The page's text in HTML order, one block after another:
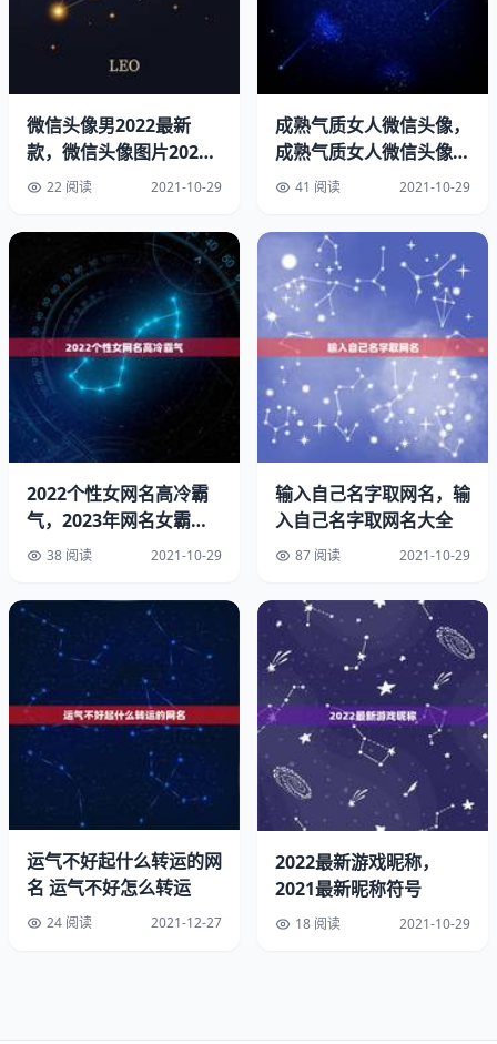
（意为：光明磊落，气宇轩昂）­擎苍 （顶天立地，男儿）
（出自宋代诗人苏轼的《江城子`密州出猎》“…左牵黄，右
擎苍…”）­擎宇（意思同上）­志泽 （泽：广域的水源 ）­子轩
（轩：气度不凡 ）­睿渊 （睿智；学识渊博）­弘文 （弘扬；
文：文学家）­哲瀚 （拥有广大的学问）­雨泽 （恩惠）­楷瑞
（楷：楷模；瑞：吉祥）­建辉 （建造辉煌成就）­晋鹏（
石累积 ）­绍辉（ 绍：继承 辉：光辉 ）­泽洋 （广阔的海洋
）­鑫磊 （鑫：财富 ）­鹏煊 （煊：光明，读xuānn ）­昊强
（昊：苍天，苍穹 ）­伟宸 （宸：古代君王的代称 ）­博超
（博：博大 超：超越 ）­君浩 （君：君子 浩：浩大 ）­子骞
（骞：高举，飞起 ）­鹏涛 （鹏：比喻气势雄伟 ）­炎彬
（炎：燃烧 彬：形容文雅 ）­鹤轩 （鹤：闲云野鹤 轩：气度
不凡 ）­越彬 （彬：形容文雅 ）­风华 （风华正茂 ）­靖琪
（靖：平安 琪：美玉 ）­明辉 （辉：光明 ）­伟诚 （伟：伟
大 诚：诚实 ）­明轩 （轩：气度不凡 ）­健柏（（柏：松柏，
是长寿的象征。“健柏”就是健康长寿的意思）­修杰（修：形
容身材修长高大）­志泽 （泽：广域的水源 ）­弘文 （弘扬，
文：文学家）­峻熙 （峻：高猛；熙：前途一片光明）­嘉懿
好；轩：气宇轩昂）­烨伟 （烨：光耀）­苑博 （博：博学）­
伟泽 （伟：伟大 泽：广域的水源）­熠彤 （熠：光耀 彤：红
色）­鸿煊 （鸿：大也 煊：光明）­博涛 （博：博学）­烨霖
（烨：光明）­烨华 （烨：光耀）­煜祺 （煜：照耀 祺：吉
祥）­智宸 （智：智慧 宸：古代君王的代称）­正豪 （豪：豪
气）­昊然 （昊：苍天，苍穹）­明杰 （明智，杰出）­立诚
（诚：诚实）­立轩 （轩：气度不凡）­立辉 （辉：辉煌）­峻
熙 （峻：高猛；熙：前途一片光明）­弘文 （弘扬；文：文
学家）­熠彤 熠：光耀 彤：红色­鸿煊 鸿：大也 煊：光明­烨霖
烨：光明­哲瀚 （拥有广大的学问）­鑫鹏 鑫：财富 鹏：比喻
气势雄伟­昊天 思聪 展鹏 笑愚 志强 炫明 雪松 思源 智渊 思
淼­晓啸 天宇 浩然 文轩 鹭洋 振家 乐驹 晓博 文博 昊焱­立果
微信头像男2022最新
款，微信头像图片2021
最新款男
22 阅读 2021-10-29
成熟气质女人微信头像，
成熟气质女人微信头像图
片 41 阅读 2021-10-29
2022个性女网名高冷霸
气，2023年网名女霸气
冷酷到底
38 阅读 2021-10-29
输入自己名字取网名，输
入自己名字取网名大全
87 阅读 2021-10-29
运气不好起什么转运的网
名 运气不好怎么转运
24 阅读 2021-12-27
2022最新游戏昵称，
2021最新昵称符号
18 阅读 2021-10-29